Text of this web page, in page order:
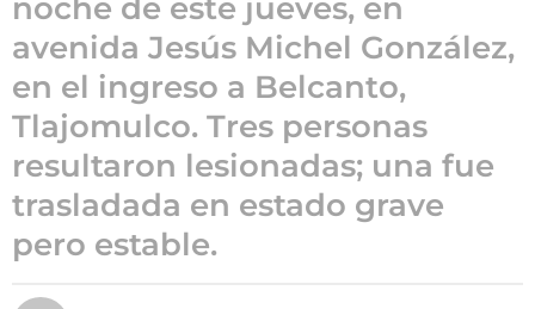
8
m
e
s
e
s
a
o
noche de este jueves, en
avenida Jesús Michel González,
en el ingreso a Belcanto,
Tlajomulco. Tres personas
resultaron lesionadas; una fue
trasladada en estado grave
pero estable.